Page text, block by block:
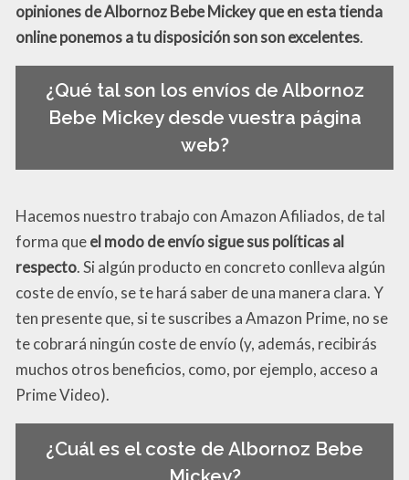
opiniones de Albornoz Bebe Mickey que en esta tienda
online ponemos a tu disposición son son excelentes.
¿Qué tal son los envíos de Albornoz
Bebe Mickey desde vuestra página
web?
Hacemos nuestro trabajo con Amazon Afiliados, de tal
forma queel modo de envío sigue sus políticas al
respecto. Si algún producto en concreto conlleva algún
coste de envío, se te hará saber de una manera clara. Y
ten presente que, si te suscribes a Amazon Prime, no se
te cobrará ningún coste de envío (y, además, recibirás
muchos otros beneficios, como, por ejemplo, acceso a
Prime Video).
¿Cuál es el coste de Albornoz Bebe